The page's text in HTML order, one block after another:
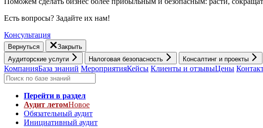
Есть вопросы? Задайте их нам!
Консультация
Вернуться
Закрыть
Аудиторские услуги
Налоговая безопасность Консалтинг и проекты
КомпанияБаза знаний МероприятияКейсы Клиенты и отзывыЦены
Перейти в раздел
Аудит летомНовое
Обязательный аудит
Инициативный аудит